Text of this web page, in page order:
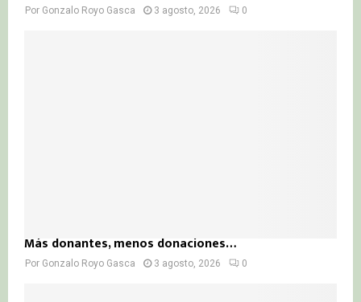
Por Gonzalo Royo Gasca 3 agosto, 2026 0
Más donantes, menos donaciones…
Por Gonzalo Royo Gasca 3 agosto, 2026 0